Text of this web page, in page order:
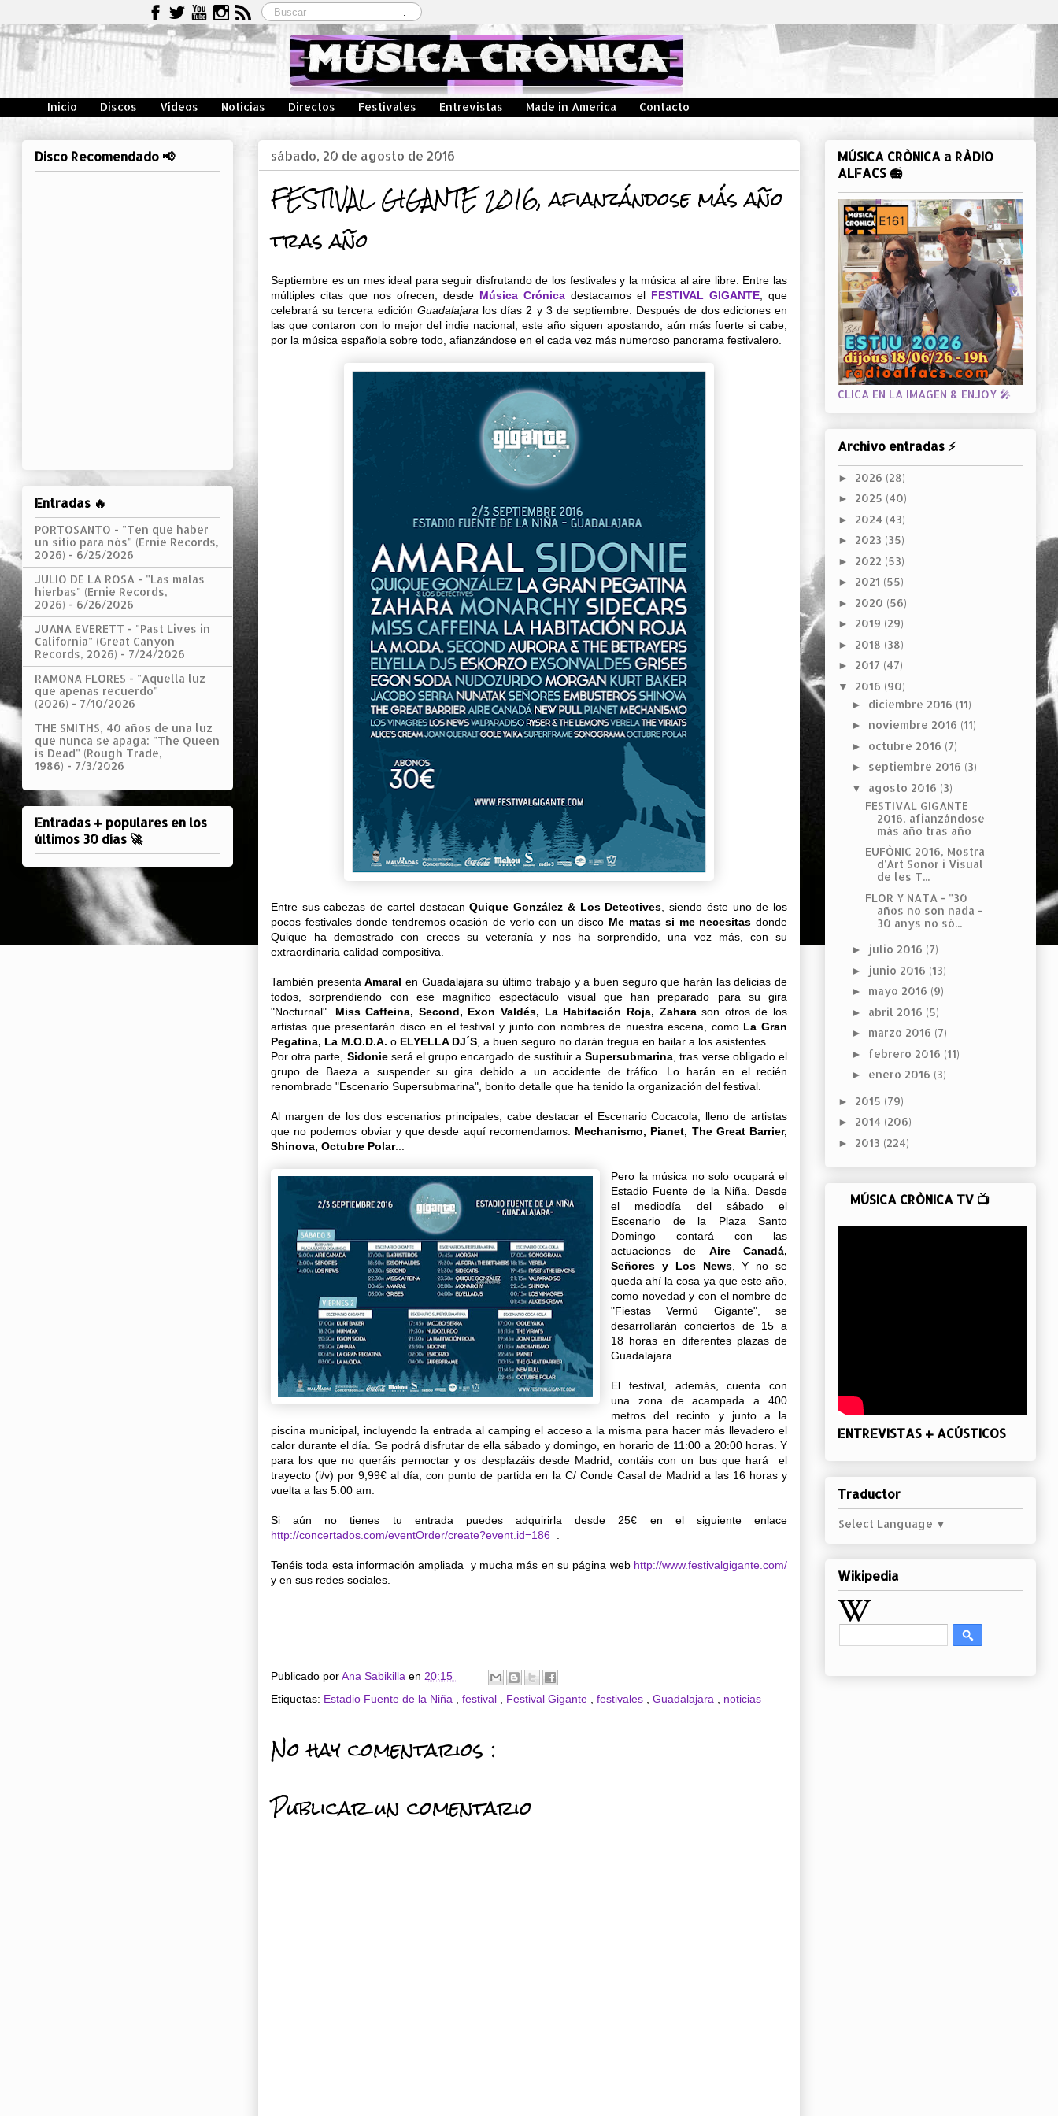
Inicio Discos Vídeos Noticias Directos Festivales Entrevistas Made in America Contacto
sábado, 20 de agosto de 2016
FESTIVAL GIGANTE 2016, afianzándose más año
tras año
Septiembre es un mes ideal para seguir disfrutando de los festivales y la música al aire libre. Entre las
múltiples citas que nos ofrecen, desde Música Crónica destacamos el FESTIVAL GIGANTE , que
celebrará su tercera edición Guadalajara los días 2 y 3 de septiembre. Después de dos ediciones en
las que contaron con lo mejor del indie nacional, este año siguen apostando, aún más fuerte si cabe,
por la música española sobre todo, afianzándose en el cada vez más numeroso panorama festivalero.
Entre sus cabezas de cartel destacanQuique González & Los Detectives , siendo éste uno de los
pocos festivales donde tendremos ocasión de verlo con un disco Me matas si me necesitas donde
Quique ha demostrado con creces su veteranía y nos ha sorprendido, una vez más, con su
extraordinaria calidad compositiva.
También presentaAmaral en Guadalajara su último trabajo y a buen seguro que harán las delicias de
todos, sorprendiendo con ese magnífico espectáculo visual que han preparado para su gira
"Nocturnal". Miss Caffeina, Second, Exon Valdés, La Habitación Roja, Zaharason otros de los
artistas que presentarán disco en el festival y junto con nombres de nuestra escena, como La Gran
Pegatina, La M.O.D.A. o ELYELLA DJ´S , a buen seguro no darán tregua en bailar a los asistentes.
Por otra parte, Sidonieserá el grupo encargado de sustituir aSupersubmarina , tras verse obligado el
grupo de Baeza a suspender su gira debido a un accidente de tráfico. Lo harán en el recién
renombrado "Escenario Supersubmarina", bonito detalle que ha tenido la organización del festival.
Al margen de los dos escenarios principales, cabe destacar el Escenario Cocacola, lleno de artistas
que no podemos obviar y que desde aquí recomendamos: Mechanismo, Pianet, The Great Barrier,
Shinova, Octubre Polar...
Pero la música no solo ocupará el
Estadio Fuente de la Niña. Desde
el mediodía del sábado el
Escenario de la Plaza Santo
Domingo contará con las
actuaciones de Aire Canadá,
Señores y Los News, Y no se
queda ahí la cosa ya que este año,
como novedad y con el nombre de
"Fiestas Vermú Gigante", se
desarrollarán conciertos de 15 a
18 horas en diferentes plazas de
Guadalajara.
El festival, además, cuenta con
una zona de acampada a 400
metros del recinto y junto a la
piscina municipal, incluyendo la entrada al camping el acceso a la misma para hacer más llevadero el
calor durante el día. Se podrá disfrutar de ella sábado y domingo, en horario de 11:00 a 20:00 horas. Y
para los que no queráis pernoctar y os desplazáis desde Madrid, contáis con un bus que hará el
trayecto (i/v) por 9,99€ al día, con punto de partida en la C/ Conde Casal de Madrid a las 16 horas y
vuelta a las 5:00 am.
Si aún no tienes tu entrada puedes adquirirla desde 25€ en el siguiente enlace
http://concertados.com/eventOrder/create?event.id=186
Tenéis toda esta información ampliada y mucha más en su página web http://www.festivalgigante.com/
y en sus redes sociales.
Publicado porAna Sabikilla en 20:15
Etiquetas: Estadio Fuente de la Niña festival Festival Gigante festivales Guadalajara noticias
No hay comentarios :
Publicar un comentario
Disco Recomendado 📢
Entradas 🔥
PORTOSANTO - "Ten que haber
un sitio para nós" (Ernie Records,
2026) - 6/25/2026
JULIO DE LA ROSA - "Las malas
hierbas" (Ernie Records,
2026) - 6/26/2026
JUANA EVERETT - "Past Lives in
California" (Great Canyon
Records, 2026) - 7/24/2026
RAMONA FLORES - "Aquella luz
que apenas recuerdo"
(2026) - 7/10/2026
THE SMITHS, 40 años de una luz
que nunca se apaga: "The Queen
is Dead" (Rough Trade,
1986) - 7/3/2026
Entradas + populares en los
últimos 30 días 🚀
MÚSICA CRÒNICA a RÀDIO
ALFACS 📻
CLICA EN LA IMAGEN & ENJOY 🎤
Archivo entradas ⚡
► 2026 (28)
► 2025 (40)
► 2024 (43)
► 2023 (35)
► 2022 (53)
► 2021 (55)
► 2020 (56)
► 2019 (29)
► 2018 (38)
► 2017 (47)
▼ 2016 (90)
► diciembre 2016 (11)
► noviembre 2016 (11)
► octubre 2016 (7)
► septiembre 2016 (3)
▼ agosto 2016 (3)
FESTIVAL GIGANTE
2016, afianzándose
más año tras año
EUFÒNIC 2016, Mostra
d'Art Sonor i Visual
de les T...
FLOR Y NATA - "30
años no son nada -
30 anys no só...
► julio 2016 (7)
► junio 2016 (13)
► mayo 2016 (9)
► abril 2016 (5)
► marzo 2016 (7)
► febrero 2016 (11)
► enero 2016 (3)
► 2015 (79)
► 2014 (206)
► 2013 (224)
MÚSICA CRÒNICA TV 📺
ENTREVISTAS + ACÚSTICOS
Traductor
Select Language ▼
Wikipedia